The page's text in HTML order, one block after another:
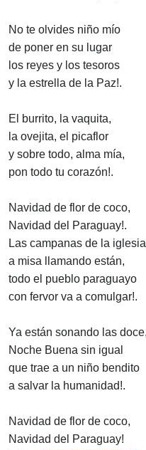
No te olvides niño mío
de poner en su lugar
los reyes y los tesoros
y la estrella de la Paz!.
El burrito, la vaquita,
la ovejita, el picaflor
y sobre todo, alma mía,
pon todo tu corazón!.
Navidad de flor de coco,
Navidad del Paraguay!.
Las campanas de la iglesia
a misa llamando están,
todo el pueblo paraguayo
con fervor va a comulgar!.
Ya están sonando las doce,
Noche Buena sin igual
que trae a un niño bendito
a salvar la humanidad!.
Navidad de flor de coco,
Navidad del Paraguay!